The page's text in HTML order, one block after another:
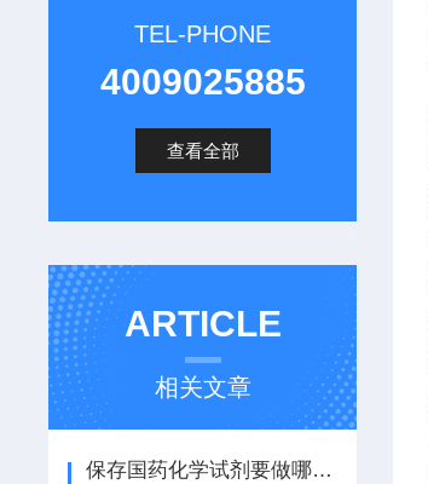
TEL-PHONE
4009025885
查看全部
ARTICLE
相关文章
保存国药化学试剂要做哪些工作